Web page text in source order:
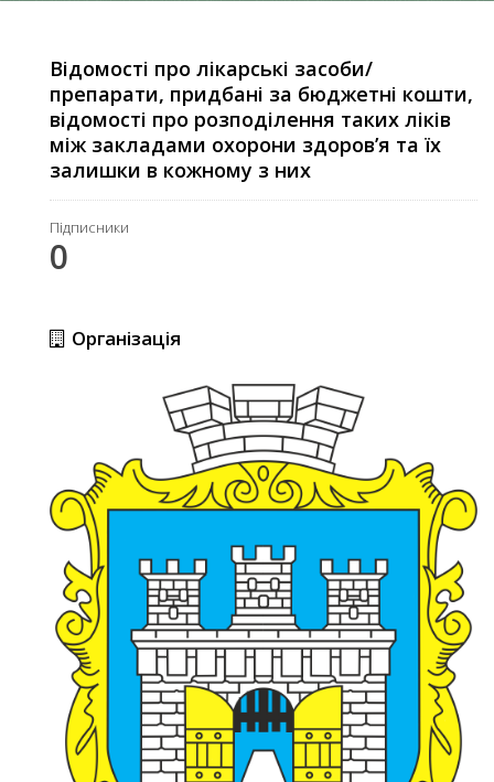
Відомості про лікарські засоби/
препарати, придбані за бюджетні кошти,
відомості про розподілення таких ліків
між закладами охорони здоров’я та їх
залишки в кожному з них
Підписники
0
Організація